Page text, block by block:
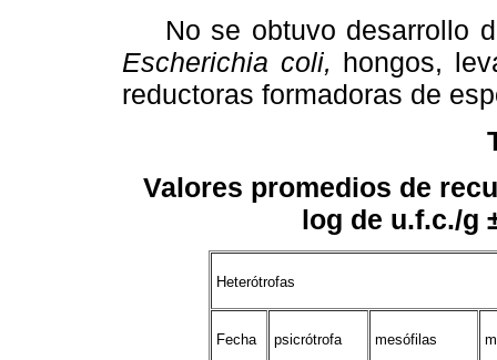
No se obtuvo desarrollo
Escherichia coli, hongos,
reductoras formadoras de
Valores promedios de
log de u.f.c./g
Heterótrofas
Fecha psicrótrofa mesófilas